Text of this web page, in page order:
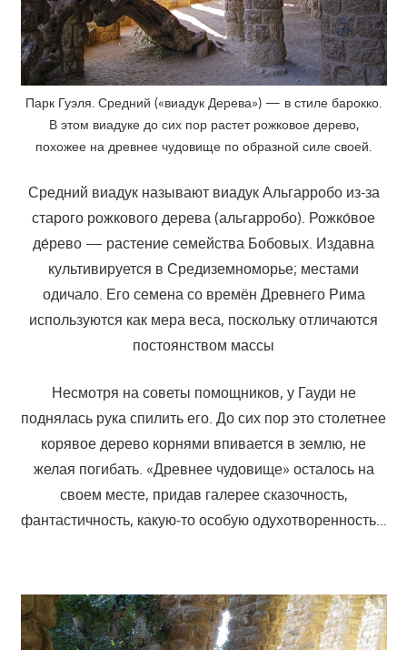
Парк Гуэля. Средний («виадук Дерева») — в стиле барокко.
В этом виадуке до сих пор растет рожковое дерево,
похожее на древнее чудовище по образной силе своей.
Средний виадук называют виадук Альгарробо из-за
старого рожкового дерева (альгарробо). Рожко́вое
де́рево — растение семейства Бобовых. Издавна
культивируется в Средиземноморье; местами
одичало. Его семена со времён Древнего Рима
используются как мера веса, поскольку отличаются
постоянством массы
Несмотря на советы помощников, у Гауди не
поднялась рука спилить его. До сих пор это столетнее
корявое дерево корнями впивается в землю, не
желая погибать. «Древнее чудовище» осталось на
своем месте, придав галерее сказочность,
фантастичность, какую-то особую одухотворенность…